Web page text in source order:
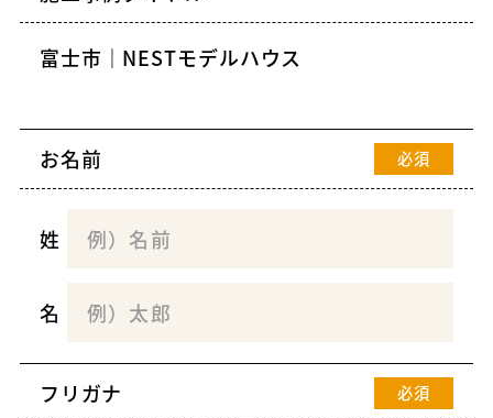
お名前 必須
姓
名
フリガナ 必須